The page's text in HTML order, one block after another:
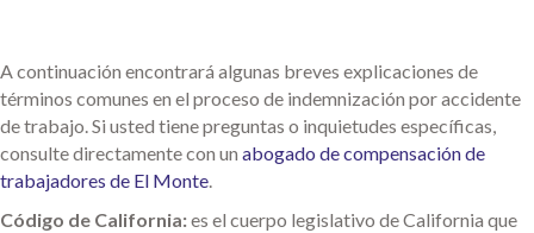
A continuación encontrará algunas breves explicaciones de
términos comunes en el proceso de indemnización por accidente
de trabajo. Si usted tiene preguntas o inquietudes específicas,
consulte directamente con un abogado de compensación de
trabajadores de El Monte.
Código de California:es el cuerpo legislativo de California que